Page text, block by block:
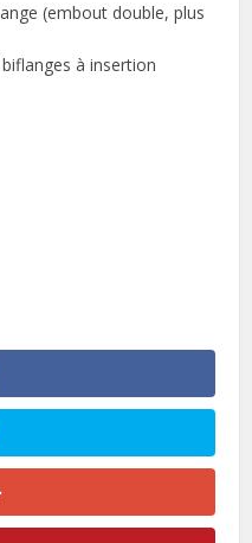
(embout double, plus
à insertion